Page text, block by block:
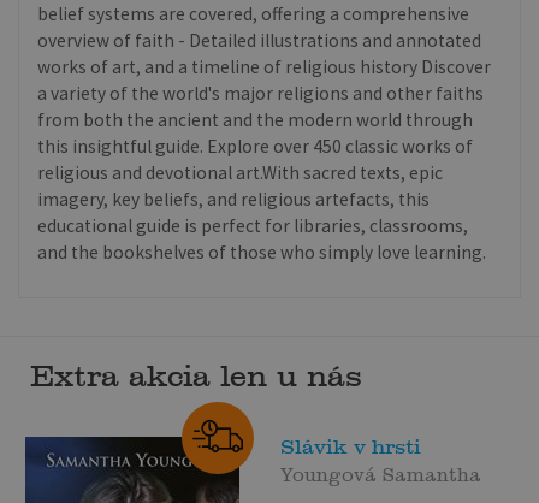
belief systems are covered, offering a comprehensive
overview of faith - Detailed illustrations and annotated
works of art, and a timeline of religious history Discover
a variety of the world's major religions and other faiths
from both the ancient and the modern world through
this insightful guide. Explore over 450 classic works of
religious and devotional art.With sacred texts, epic
imagery, key beliefs, and religious artefacts, this
educational guide is perfect for libraries, classrooms,
and the bookshelves of those who simply love learning.
Extra akcia len u nás
Slávik v hrsti
Youngová Samantha